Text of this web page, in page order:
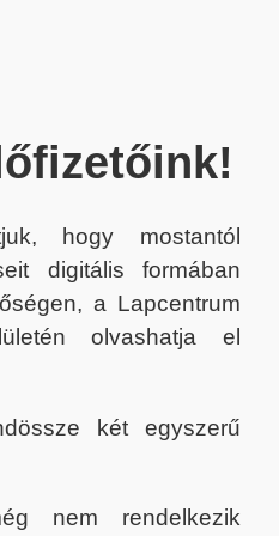
hogy mostantól
digitális formában
a Lapcentrum
olvashatja el
két egyszerű
nem rendelkezik